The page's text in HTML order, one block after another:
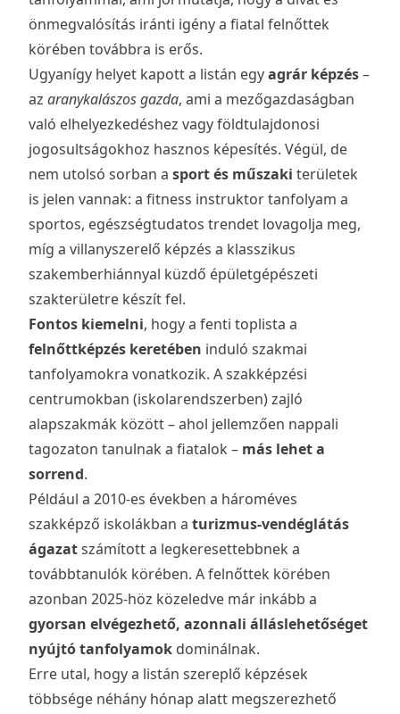
önmegvalósítás iránti igény a fiatal felnőttek
körében továbbra is erős.
Ugyanígy helyet kapott a listán egyagrár képzés–
az aranykalászos gazda, ami a mezőgazdaságban
való elhelyezkedéshez vagy földtulajdonosi
jogosultságokhoz hasznos képesítés. Végül, de
nem utolsó sorban a sport és műszaki területek
is jelen vannak: a fitness instruktor tanfolyam a
sportos, egészségtudatos trendet lovagolja meg,
míg a villanyszerelő képzés a klasszikus
szakemberhiánnyal küzdő épületgépészeti
szakterületre készít fel.
Fontos kiemelni, hogy a fenti toplista a
felnőttképzés keretében induló szakmai
tanfolyamokra vonatkozik. A szakképzési
centrumokban (iskolarendszerben) zajló
alapszakmák között – ahol jellemzően nappali
tagozaton tanulnak a fiatalok – más lehet a
sorrend.
Például a 2010-es években a hároméves
szakképző iskolákban a turizmus-vendéglátás
ágazatszámított a legkeresettebbnek a
továbbtanulók körében. A felnőttek körében
azonban 2025-höz közeledve már inkább a
gyorsan elvégezhető, azonnali álláslehetőséget
nyújtó tanfolyamok dominálnak.
Erre utal, hogy a listán szereplő képzések
többsége néhány hónap alatt megszerezhető